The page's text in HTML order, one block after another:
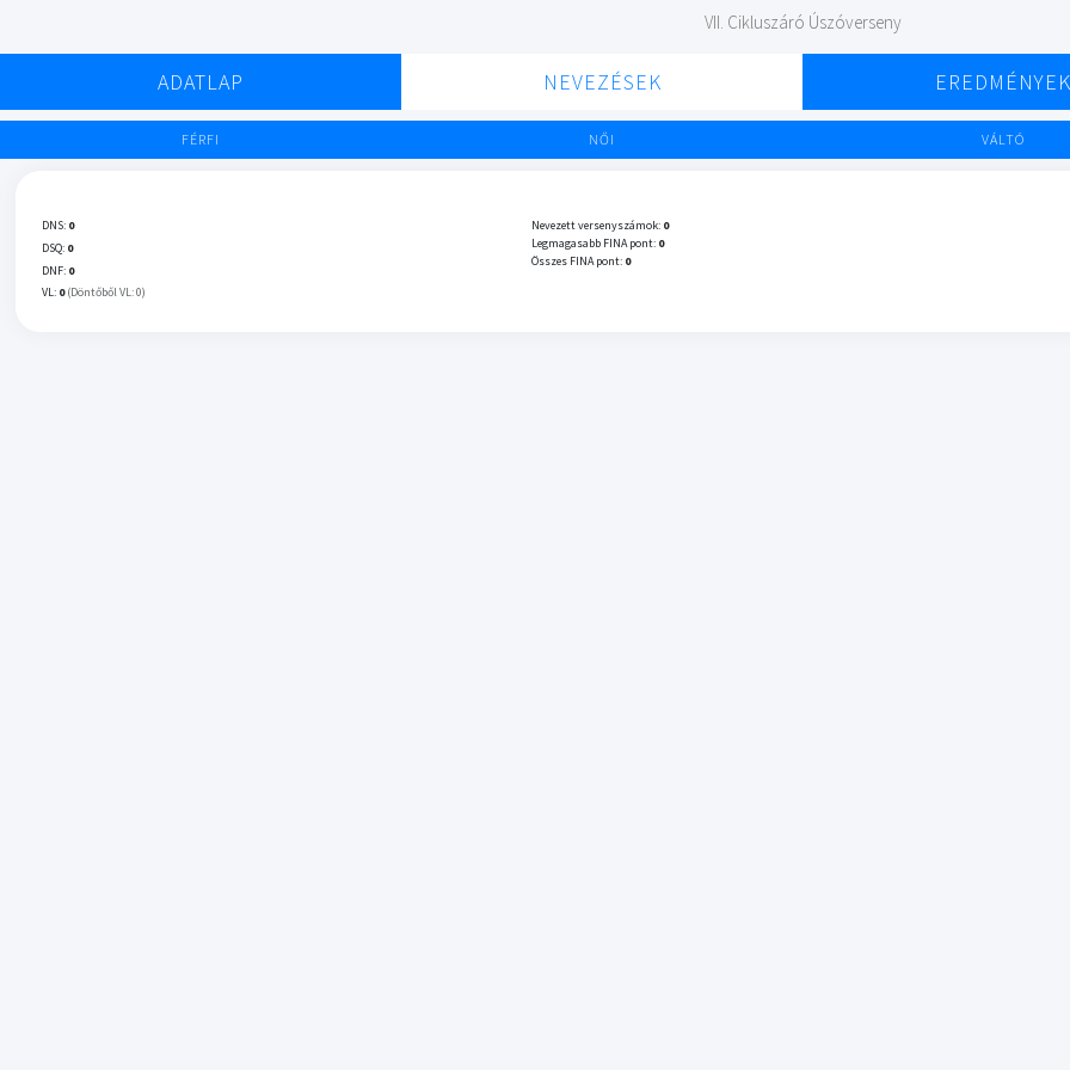
VII. Cikluszáró Úszóverseny
ADATLAP NEVEZÉSEK EREDMÉNYEK
FÉRFI NŐI VÁLTÓ
DNS: 0
DSQ: 0
DNF: 0
VL: 0 (Döntőből VL: 0)
Nevezett versenyszámok: 0
Legmagasabb FINA pont: 0
Összes FINA pont: 0